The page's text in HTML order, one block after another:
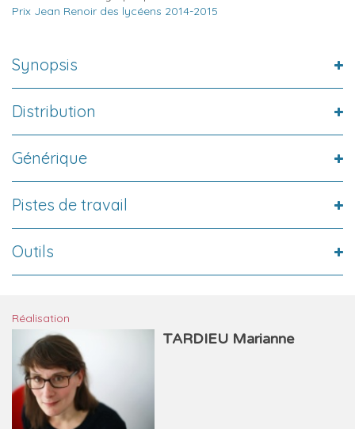
Prix Jean Renoir des lycéens 2014-2015
Synopsis
Distribution
Générique
Pistes de travail
Outils
Réalisation
TARDIEU Marianne